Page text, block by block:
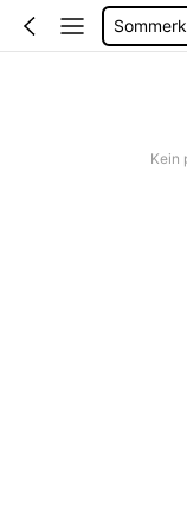
Bikini
Kein